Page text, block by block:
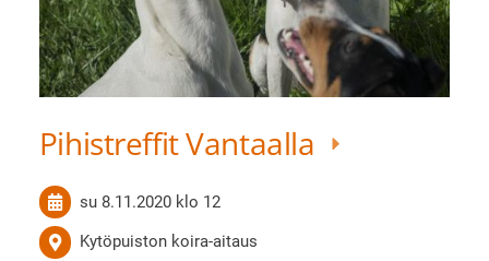
Pihistreffit Vantaalla
su 8.11.2020 klo 12
Kytöpuiston koira-aitaus